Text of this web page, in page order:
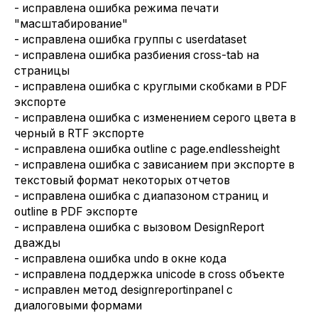
- исправлена ошибка режима печати
"масштабирование"
- исправлена ошибка группы с userdataset
- исправлена ошибка разбиения cross-tab на
страницы
- исправлена ошибка с круглыми скобками в PDF
экспорте
- исправлена ошибка с изменением серого цвета в
черный в RTF экспорте
- исправлена ошибка outline с page.endlessheight
- исправлена ошибка с зависанием при экспорте в
текстовый формат некоторых отчетов
- исправлена ошибка с диапазоном страниц и
outline в PDF экспорте
- исправлена ошибка с вызовом DesignReport
дважды
- исправлена ошибка undo в окне кода
- исправлена поддержка unicode в cross объекте
- исправлен метод designreportinpanel с
диалоговыми формами